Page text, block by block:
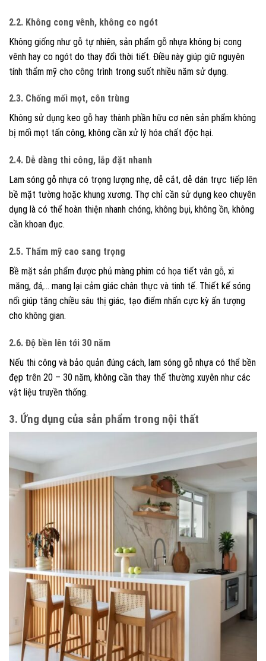
2.2. Không cong vênh, không co ngót
Không giống như gỗ tự nhiên, sản phẩm gỗ nhựa không bị cong
vênh hay co ngót do thay đổi thời tiết. Điều này giúp giữ nguyên
tính thẩm mỹ cho công trình trong suốt nhiều năm sử dụng.
2.3. Chống mối mọt, côn trùng
Không sử dụng keo gỗ hay thành phần hữu cơ nên sản phẩm không
bị mối mọt tấn công, không cần xử lý hóa chất độc hại.
2.4. Dễ dàng thi công, lắp đặt nhanh
Lam sóng gỗ nhựa có trọng lượng nhẹ, dễ cắt, dễ dán trực tiếp lên
bề mặt tường hoặc khung xương. Thợ chỉ cần sử dụng keo chuyên
dụng là có thể hoàn thiện nhanh chóng, không bụi, không ồn, không
cần khoan đục.
2.5. Thẩm mỹ cao sang trọng
Bề mặt sản phẩm được phủ màng phim có họa tiết vân gỗ, xi
măng, đá,… mang lại cảm giác chân thực và tinh tế. Thiết kế sóng
nổi giúp tăng chiều sâu thị giác, tạo điểm nhấn cực kỳ ấn tượng
cho không gian.
2.6. Độ bền lên tới 30 năm
Nếu thi công và bảo quản đúng cách, lam sóng gỗ nhựa có thể bền
đẹp trên 20 – 30 năm, không cần thay thế thường xuyên như các
vật liệu truyền thống.
3. Ứng dụng của sản phẩm trong nội thất